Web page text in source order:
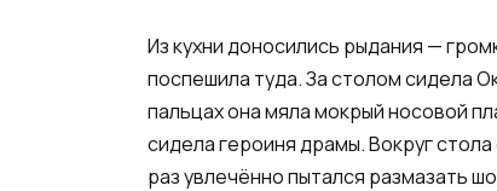
Из кухни доносились рыдания —
поспешила туда. За столом сидела
пальцах она мяла мокрый носовой
сидела героиня драмы. Вокруг
раз увлечённо пытался размазать